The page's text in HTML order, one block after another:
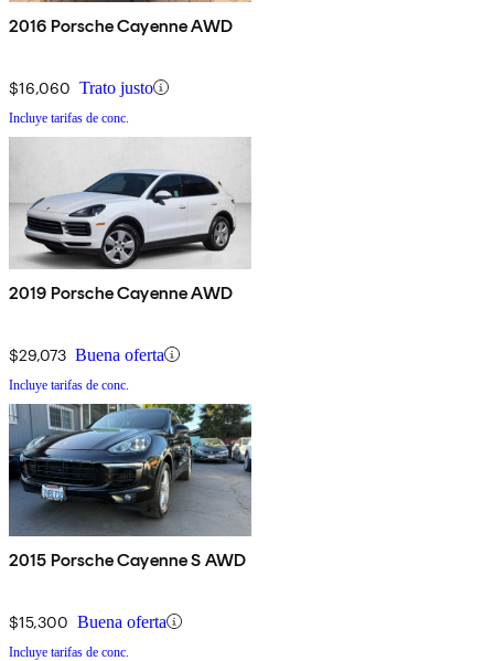
2016 Porsche Cayenne AWD
$16,060 Trato justo
Incluye tarifas de conc.
2019 Porsche Cayenne AWD
$29,073 Buena oferta
Incluye tarifas de conc.
2015 Porsche Cayenne S AWD
$15,300 Buena oferta
Incluye tarifas de conc.